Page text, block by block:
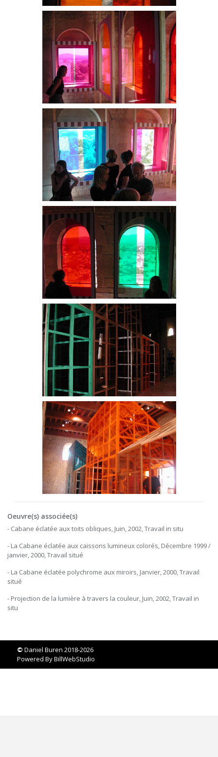
Oeuvre(s) associée(s)
- Cabane éclatée aux toits obliques, Juin, 2002, Travail in situ
- La Cabane éclatée aux caissons lumineux colorés, Décembre 1999 /
janvier, 2000, Travail situé
- La Cabane éclatée polychrome aux miroirs, Janvier, 2000, Travail
situé
- Projection de la lumière à travers la couleur, Juin, 2002, Travail in
situ
© Daniel Buren 2018-2026
Powered ByBillWebStudio